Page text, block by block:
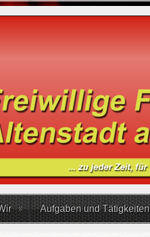
Aufgaben und Tätigkeiten